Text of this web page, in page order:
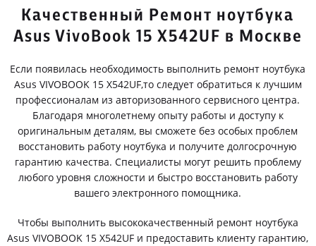
Качественный Ремонт ноутбука
Asus VivoBook 15 X542UF в Москве
Если появилась необходимость выполнить ремонт ноутбука
Asus VIVOBOOK 15 X542UF,то следует обратиться к лучшим
профессионалам из авторизованного сервисного центра.
Благодаря многолетнему опыту работы и доступу к
оригинальным деталям, вы сможете без особых проблем
восстановить работу ноутбука и получите долгосрочную
гарантию качества. Специалисты могут решить проблему
любого уровня сложности и быстро восстановить работу
вашего электронного помощника.
Чтобы выполнить высококачественный ремонт ноутбука
Asus VIVOBOOK 15 X542UF и предоставить клиенту гарантию,